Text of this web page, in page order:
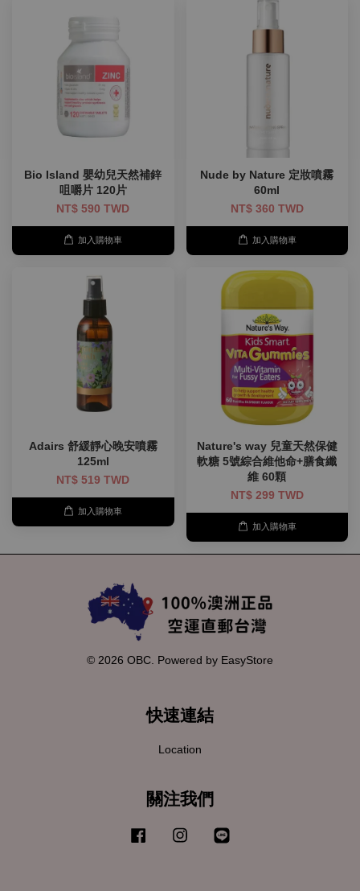
Bio Island 嬰幼兒天然補鋅
咀嚼片 120片
NT$ 590 TWD
加入購物車
Nude by Nature 定妝噴霧
60ml
NT$ 360 TWD
加入購物車
Adairs 舒緩靜心晚安噴霧
125ml
NT$ 519 TWD
加入購物車
Nature's way 兒童天然保健
軟糖 5號綜合維他命+膳食纖
維 60顆
NT$ 299 TWD
加入購物車
© 2026 OBC. Powered by EasyStore
快速連結
Location
關注我們
Facebook Instagram